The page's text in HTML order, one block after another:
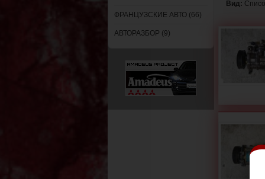
ФРАНЦУЗСКИЕ АВТО (66)
АВТОРАЗБОР (9)
Вид: